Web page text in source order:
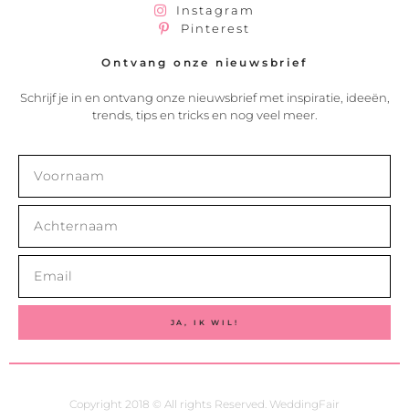
Instagram
Pinterest
Ontvang onze nieuwsbrief
Schrijf je in en ontvang onze nieuwsbrief met inspiratie, ideeën,
trends, tips en tricks en nog veel meer.
JA, IK WIL!
Copyright 2018 © All rights Reserved. WeddingFair